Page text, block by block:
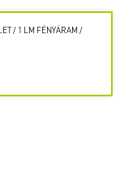
/ 1 LM FÉNYÁRAM /